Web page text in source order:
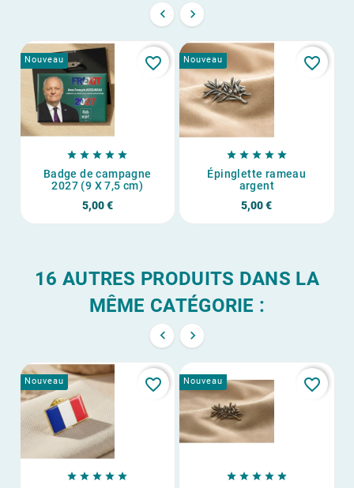
 
Nouveau
    
Badge de campagne
2027 (9 X 7,5 cm)
5,00 €
favorite_border Nouveau
    
Épinglette rameau
argent
5,00 €
favorite_border
16 AUTRES PRODUITS DANS LA
MÊME CATÉGORIE :
 
Nouveau
    
favorite_border Nouveau
    
favorite_border